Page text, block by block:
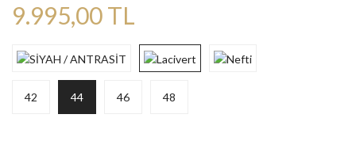
9.995,00 TL
42 44 46 48